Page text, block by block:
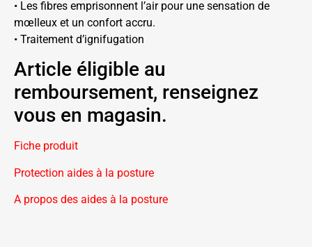
• Les fibres emprisonnent l’air pour une sensation de
mœlleux et un confort accru.
• Traitement d’ignifugation
Article éligible au
remboursement, renseignez
vous en magasin.
Fiche produit
Protection aides à la posture
A propos des aides à la posture